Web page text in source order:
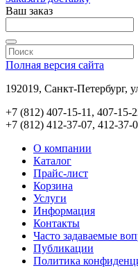
Ваш заказ
Полная версия сайта
192019, Санкт-Петербург,
+7 (812) 407-15-11, 407-15-
+7 (812) 412-37-07, 412-37-
О компании
Каталог
Прайс-лист
Корзина
Услуги
Информация
Контакты
Часто задаваемые
Публикации
Политика